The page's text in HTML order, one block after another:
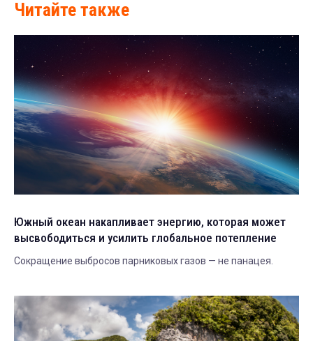
Читайте также
Южный океан накапливает энергию, которая может
высвободиться и усилить глобальное потепление
Сокращение выбросов парниковых газов — не панацея.